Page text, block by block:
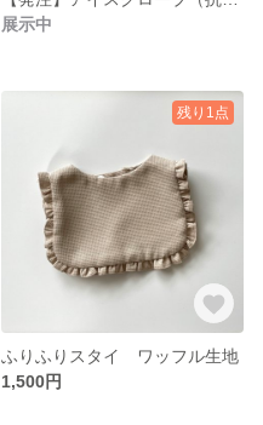
展示中
残り1点
ふりふりスタイ ワッフル生地
1,500円